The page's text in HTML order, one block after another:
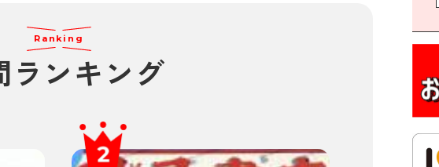
Ranking
ランキング